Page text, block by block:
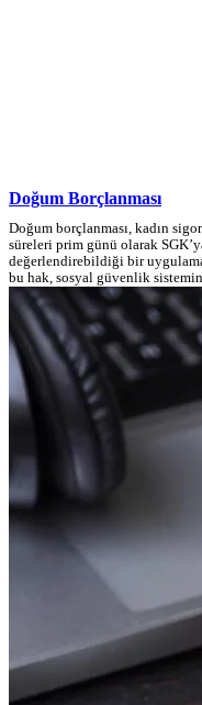
Doğum Borçlanması
Doğum borçlanması, kadın
süreleri prim günü olarak
değerlendirebildiği bir
bu hak, sosyal güvenlik